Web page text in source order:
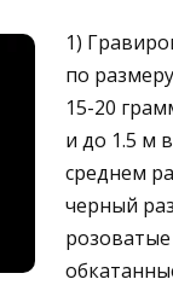
1)
по
15-20
и до 1.5 м
среднем
черный